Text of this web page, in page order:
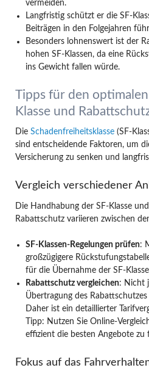
vermeiden.
Langfristig schützt er die SF-
Beiträgen in den Folgejahren
Besonders lohnenswert ist der
hohen SF-Klassen, da eine
ins Gewicht fallen würde.
Tipps für den
Klasse und
Die Schadenfreiheitsklasse(SF-
sind entscheidende Faktoren, um
Versicherung zu senken und
Vergleich verschiedener
Die Handhabung der SF-Klasse
Rabattschutz variieren zwischen
SF-Klassen-Regelungen prüfen:
großzügigere
für die Übernahme der SF-
Rabattschutz vergleichen: Nicht
Übertragung des
Daher ist ein detaillierter
Tipp: Nutzen Sie Online-
effizient die besten Angebote zu
Fokus auf das